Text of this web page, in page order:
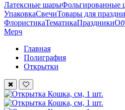
Латексные шарыФольгированные
УпаковкаСвечиТовары для
ФлористикаТематикаПраздники
Мерч
Главная
Полиграфия
Открытки